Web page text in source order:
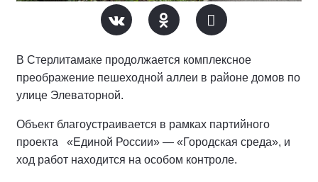
В Стерлитамаке продолжается комплексное
преображение пешеходной аллеи в районе домов по
улице Элеваторной.
Объект благоустраивается в рамках партийного
проекта «Единой России» — «Городская среда», и
ход работ находится на особом контроле.